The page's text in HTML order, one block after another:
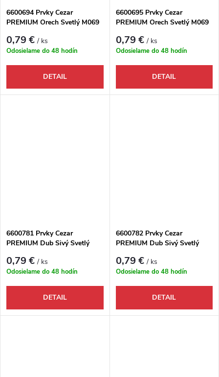
6600694 Prvky Cezar
PREMIUM Orech Svetlý M069
0,79 €/ ks
Odosielame do 48 hodín
DETAIL
6600695 Prvky Cezar
PREMIUM Orech Svetlý M069
0,79 €/ ks
Odosielame do 48 hodín
DETAIL
6600781 Prvky Cezar
PREMIUM Dub Sivý Svetlý
0,79 €/ ks
Odosielame do 48 hodín
DETAIL
6600782 Prvky Cezar
PREMIUM Dub Sivý Svetlý
0,79 €/ ks
Odosielame do 48 hodín
DETAIL